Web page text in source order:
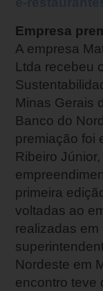
Empresa
A empresa
Ltda recebeu
Minas Gerais
Banco do
premiação foi
Ribeiro
primeira
voltadas ao
realizadas
Nordeste em
encontro teve